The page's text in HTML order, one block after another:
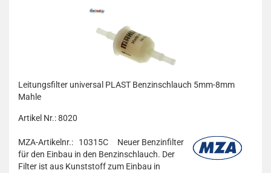
Leitungsfilter universal PLAST Benzinschlauch 5mm-8mm
Mahle
Artikel Nr.: 8020
MZA-Artikelnr.: 10315C
Neuer Benzinfilter
für den Einbau in den Benzinschlauch. Der
Filter ist aus Kunststoff zum Einbau in